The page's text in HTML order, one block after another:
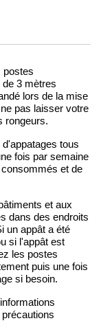
postes
3 mètres
lors de la mise
pas laisser votre
rongeurs.
tous
fois par semaine
et de
et aux
dans des endroits
un appât a été
si l'appât est
les postes
puis une fois
si besoin.